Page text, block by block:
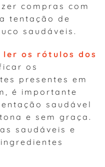
compras com
tentação de
saudáveis.
ler os rótulos dos
os
presentes em
é importante
saudável
e sem graça.
saudáveis e